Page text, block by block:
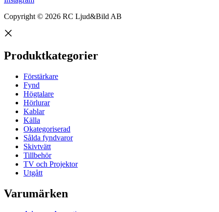
Copyright © 2026 RC Ljud&Bild AB
Produktkategorier
Förstärkare
Fynd
Högtalare
Hörlurar
Kablar
Källa
Okategoriserad
Sålda fyndvaror
Skivtvätt
Tillbehör
TV och Projektor
Utgått
Varumärken